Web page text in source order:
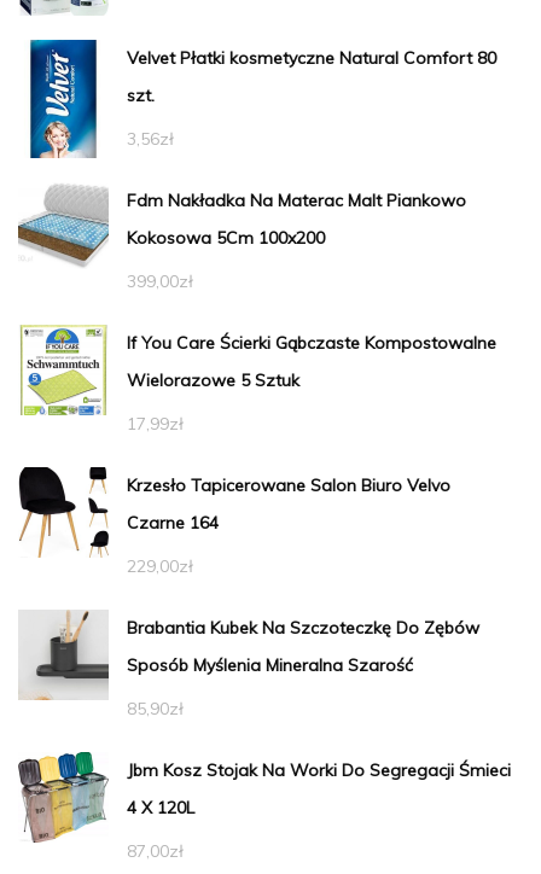
Velvet Płatki kosmetyczne Natural Comfort 80
szt.
3,56zł
Fdm Nakładka Na Materac Malt Piankowo
Kokosowa 5Cm 100x200
399,00zł
If You Care Ścierki Gąbczaste Kompostowalne
Wielorazowe 5 Sztuk
17,99zł
Krzesło Tapicerowane Salon Biuro Velvo
Czarne 164
229,00zł
Brabantia Kubek Na Szczoteczkę Do Zębów
Sposób Myślenia Mineralna Szarość
85,90zł
Jbm Kosz Stojak Na Worki Do Segregacji Śmieci
4 X 120L
87,00zł